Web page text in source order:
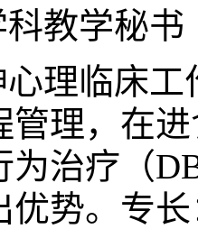
教学秘书
心理临床
管理，在
为治疗（
优势。专